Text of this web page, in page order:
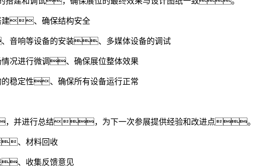
、确保结构安全
等设备的安装、多媒体设备的调试
进行微调、确保展位整体效果
定性、确保所有设备运行正常
，并进行总结，为下一次参展提供经验和改进点。
、材料回收
、收集反馈意见